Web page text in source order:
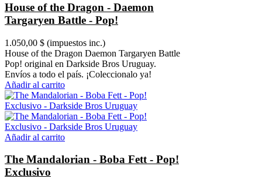
House of the Dragon - Daemon
Targaryen Battle - Pop!
1.050,00 $ (impuestos inc.)
House of the Dragon Daemon Targaryen Battle
Pop! original en Darkside Bros Uruguay.
Envíos a todo el país. ¡Coleccionalo ya!
Añadir al carrito
Añadir al carrito
The Mandalorian - Boba Fett - Pop!
Exclusivo